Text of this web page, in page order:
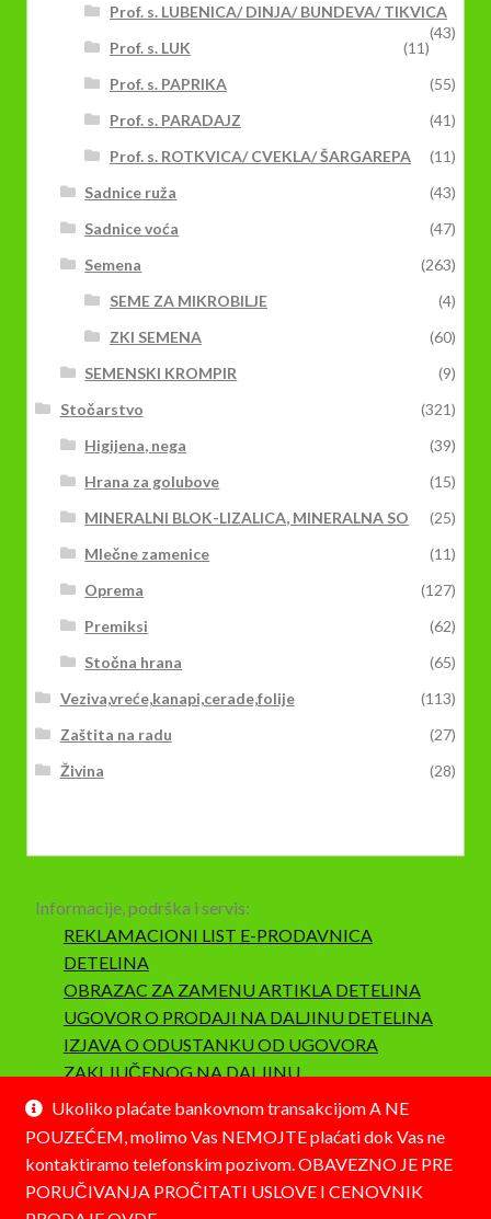
Ukoliko plaćate bankovnom transakcijom A NE
POUZEĆEM, molimo Vas NEMOJTE plaćati dok Vas ne
kontaktiramo telefonskim pozivom. OBAVEZNO JE PRE
PORUČIVANJA PROČITATI USLOVE I CENOVNIK
Prof. s. LUBENICA/ DINJA/ BUNDEVA/ TIKVICA
(43)
Prof. s. LUK
(11)
Prof. s. PAPRIKA
(55)
Prof. s. PARADAJZ
(41)
Prof. s. ROTKVICA/ CVEKLA/ ŠARGAREPA
(11)
Sadnice ruža
(43)
Sadnice voća
(47)
Semena
(263)
SEME ZA MIKROBILJE
(4)
ZKI SEMENA
(60)
SEMENSKI KROMPIR
(9)
Stočarstvo
(321)
Higijena, nega
(39)
Hrana za golubove
(15)
MINERALNI BLOK-LIZALICA, MINERALNA SO
(25)
Mlečne zamenice
(11)
Oprema
(127)
Premiksi
(62)
Stočna hrana
(65)
Veziva,vreće,kanapi,cerade,folije
(113)
Zaštita na radu
(27)
Živina
(28)
Informacije, podrška i servis:
REKLAMACIONI LIST E-PRODAVNICA
DETELINA
OBRAZAC ZA ZAMENU ARTIKLA DETELINA
UGOVOR O PRODAJI NA DALJINU DETELINA
IZJAVA O ODUSTANKU OD UGOVORA
ZAKLJUČENOG NA DALJINU
SAOBRAZNOST I REKLAMACIJA